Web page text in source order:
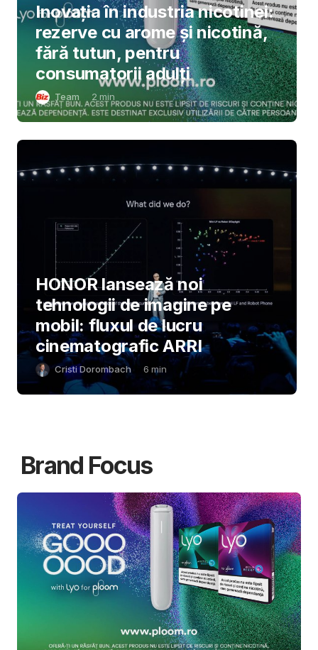
Inovația în industria nicotinei:
rezerve cu arome și nicotină,
fără tutun, pentru
consumatorii adulți
Team 2 min
HONOR lansează noi
tehnologii de imagine pe
mobil: fluxul de lucru
cinematografic ARRI
Cristi Dorombach 6 min
Brand Focus